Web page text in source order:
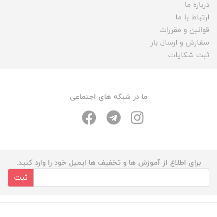
درباره ما
ارتباط با ما
قوانین و مقررات
سفارش و ارسال بار
ثبت شکایات
ما در شبکه های اجتماعی
برای اطلاع از آموزش ها و تخفیف ها ایمیل خود را وارد کنید.
ثبت